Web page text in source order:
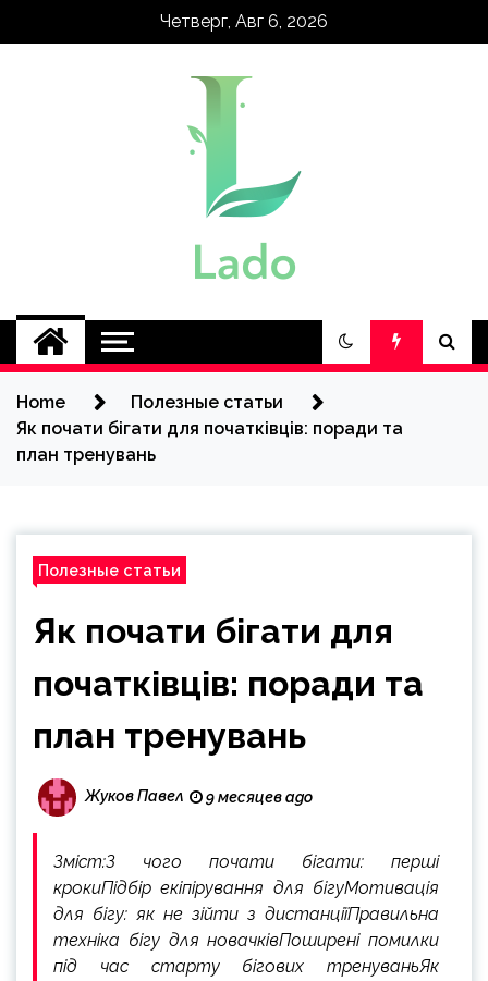
Четверг, Авг 6, 2026
lado.kh.ua
Home
Полезные статьи
Як почати бігати для початківців: поради та
план тренувань
Полезные статьи
Як почати бігати для
початківців: поради та
план тренувань
Жуков Павел 9 месяцев ago
Зміст:З чого почати бігати: перші
крокиПідбір екіпірування для бігуМотивація
для бігу: як не зійти з дистанціїПравильна
техніка бігу для новачківПоширені помилки
під час старту бігових тренуваньЯк